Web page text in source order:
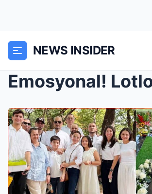
NEWS INSIDER